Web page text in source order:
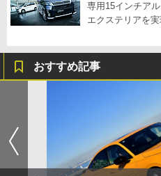
専用15インチア
エクステリアを
おすすめ記事